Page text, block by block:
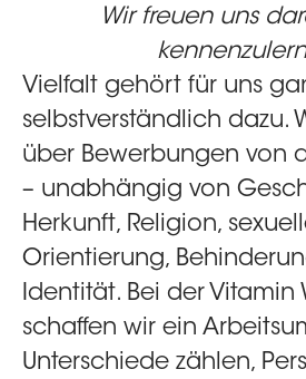
Wir freuen uns
Vielfalt gehört für uns
selbstverständlich dazu.
über Bewerbungen von
– unabhängig von
Herkunft, Religion,
Orientierung,
Identität. Bei der Vitamin
schaffen wir ein
Unterschiede zählen,